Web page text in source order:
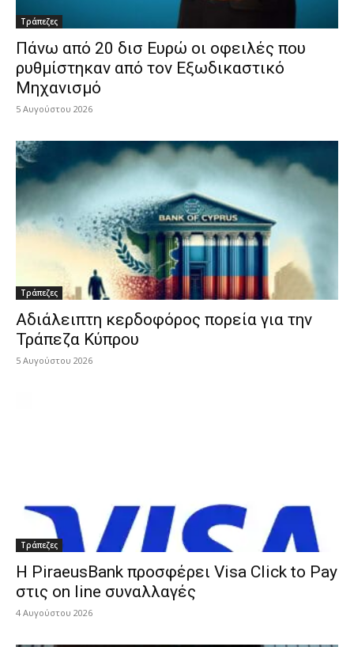
Τράπεζες
Πάνω από 20 δισ Ευρώ οι οφειλές που
ρυθμίστηκαν από τον Εξωδικαστικό
Μηχανισμό
5 Αυγούστου 2026
Τράπεζες
Αδιάλειπτη κερδοφόρος πορεία για την
Τράπεζα Κύπρου
5 Αυγούστου 2026
Τράπεζες
H PiraeusBank προσφέρει Visa Click to Pay
στις on line συναλλαγές
4 Αυγούστου 2026